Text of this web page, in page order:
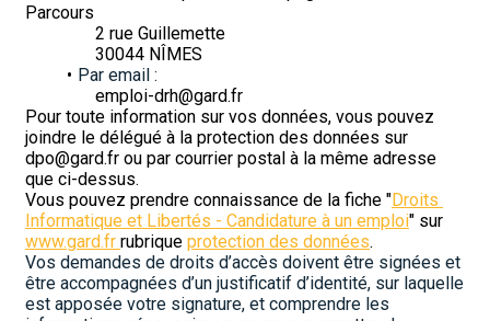
Parcours
				2 rue Guillemette
				30044 NÎMES
Par email :
				emploi-drh@gard.fr
Pour toute information sur vos données, vous pouvez
joindre le délégué à la protection des données sur
dpo@gard.fr ou par courrier postal à la même adresse
que ci-dessus.
Vous pouvez prendre connaissance de la fiche "Droits
Informatique et Libertés - Candidature à un emploi
www.gard.fr rubrique protection des données.
Vos demandes de droits d’accès doivent être signées et
être accompagnées d’un justificatif d’identité, sur laquelle
est apposée votre signature, et comprendre les